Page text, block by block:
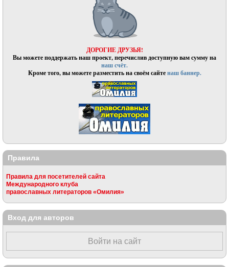
ДОРОГИЕ ДРУЗЬЯ!
Вы можете поддержать наш проект, перечислив доступную вам сумму на
наш счёт.
Кроме того, вы можете разместить на своём сайтенаш баннер.
Правила
Правила для посетителей сайта
Международного клуба
православных литераторов «Омилия»
Вход для авторов
Войти на сайт